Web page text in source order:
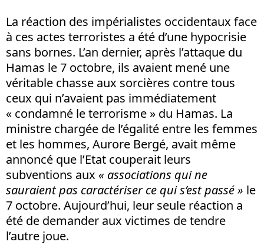
La réaction des impérialistes occidentaux face
à ces actes terroristes a été d’une hypocrisie
sans bornes. L’an dernier, après l’attaque du
Hamas le 7 octobre, ils avaient mené une
véritable chasse aux sorcières contre tous
ceux qui n’avaient pas immédiatement
« condamné le terrorisme » du Hamas. La
ministre chargée de l’égalité entre les femmes
et les hommes, Aurore Bergé, avait même
annoncé que l’Etat couperait leurs
subventions aux « associations qui ne
sauraient pas caractériser ce qui s’est passé » le
7 octobre. Aujourd’hui, leur seule réaction a
été de demander aux victimes de tendre
l’autre joue.